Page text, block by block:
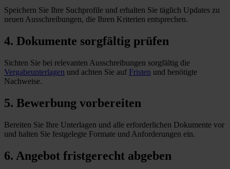
Speichern Sie Ihre Suchprofile und erhalten Sie täglich Updates zu
neuen Ausschreibungen, die Ihren Kriterien entsprechen.
4. Dokumente sorgfältig prüfen
Sichten Sie bei relevanten Ausschreibungen sorgfältig die
Vergabeunterlagen und achten Sie auf Fristen und benötigte
Nachweise.
5. Bewerbung vorbereiten
Bereiten Sie Ihre Unterlagen und alle erforderlichen Dokumente vor
und halten Sie festgelegte Formate und Anforderungen ein.
6. Angebot fristgerecht abgeben